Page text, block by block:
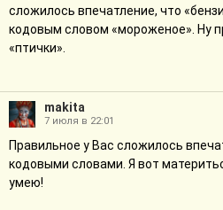
сложилось впечатление, что
кодовым словом «мороженое». Ну
«птички».
makita
7 июля в 22:01
Правильное у Вас сложилось
кодовыми словами. Я вот
умею!